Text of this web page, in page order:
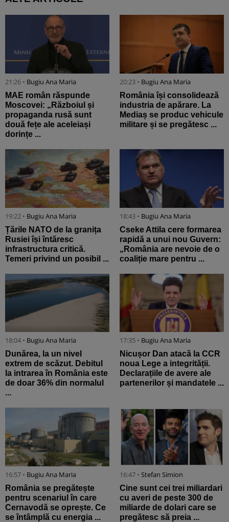
21:26 • Bugiu ⁠Ana Maria
MAE român răspunde
Moscovei: „Războiul și
propaganda rusă sunt
două fețe ale aceleiași
dorințe ...
20:23 • Bugiu ⁠Ana Maria
România își consolidează
industria de apărare. La
Mediaș se produc vehicule
militare și se pregătesc ...
19:22 • Bugiu ⁠Ana Maria
Țările NATO de la granița
Rusiei își întăresc
infrastructura critică.
Temeri privind un posibil ...
18:43 • Bugiu ⁠Ana Maria
Cseke Attila cere formarea
rapidă a unui nou Guvern:
„România are nevoie de o
coaliție mare pentru ...
18:04 • Bugiu ⁠Ana Maria
Dunărea, la un nivel
extrem de scăzut. Debitul
la intrarea în România este
de doar 36% din normalul
...
17:35 • Bugiu ⁠Ana Maria
Nicușor Dan atacă la CCR
noua Lege a integrității.
Declarațiile de avere ale
partenerilor și mandatele ...
16:57 • Bugiu ⁠Ana Maria
România se pregătește
pentru scenariul în care
Cernavodă se oprește. Ce
se întâmplă cu energia ...
16:47 • Stefan Simion
Cine sunt cei trei miliardari
cu averi de peste 300 de
miliarde de dolari care se
pregătesc să preia ...